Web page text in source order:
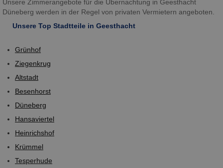
Unsere Zimmerangebote für die Übernachtung in Geesthacht
Düneberg werden in der Regel von privaten Vermietern angeboten.
Unsere Top Stadtteile in Geesthacht
Grünhof
Ziegenkrug
Altstadt
Besenhorst
Düneberg
Hansaviertel
Heinrichshof
Krümmel
Tesperhude